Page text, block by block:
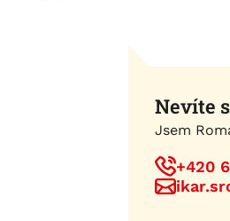
Nevíte
Jsem
+420